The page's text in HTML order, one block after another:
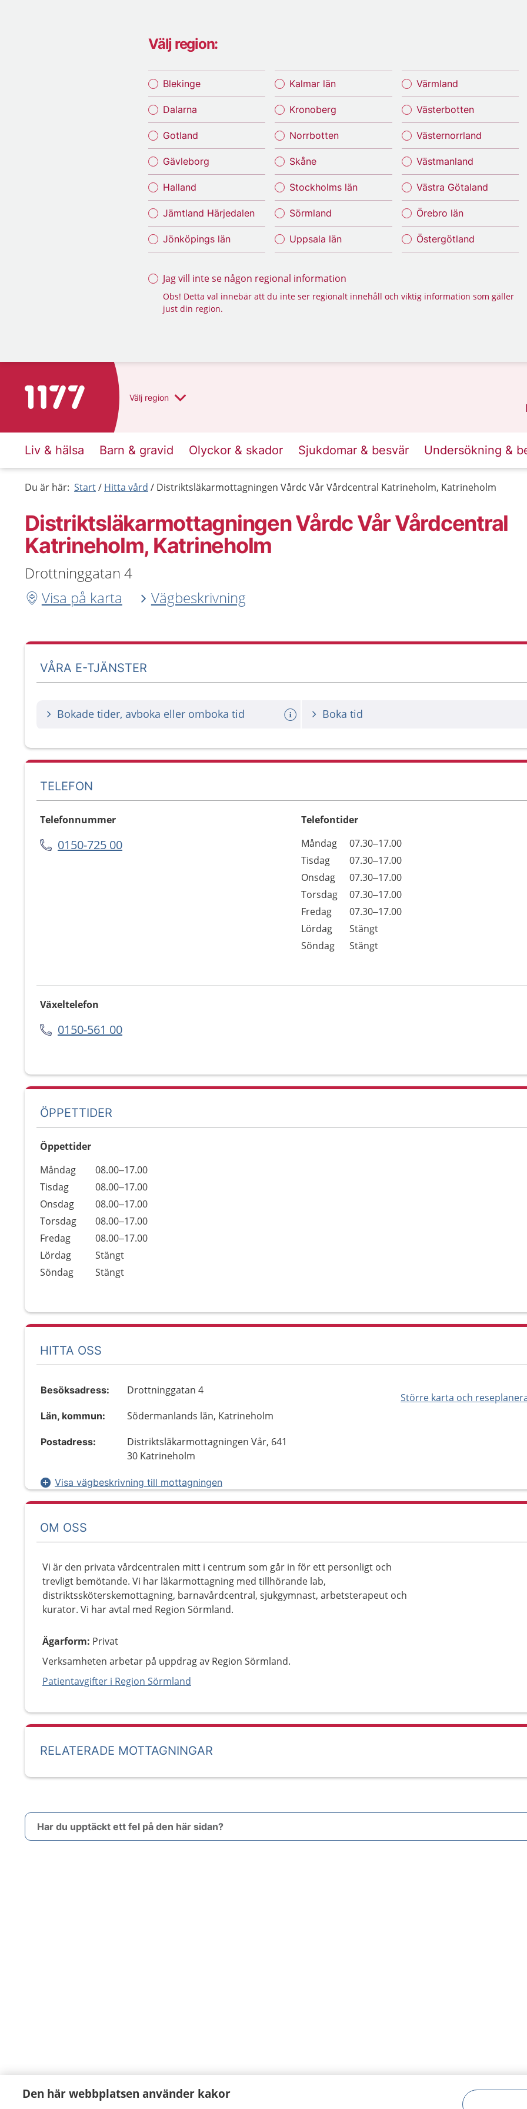
Välj region:
Blekinge
Dalarna
Gotland
Gävleborg
Halland
Jämtland Härjedalen
Jönköpings län
Kalmar län
Kronoberg
Norrbotten
Skåne
Stockholms län
Sörmland
Uppsala län
Värmland
Västerbotten
Västernorrland
Västmanland
Västra Götaland
Örebro län
Östergötland
Jag vill inte se någon regional information
Obs! Detta val innebär att du inte ser regionalt innehåll och viktig information som gäller
just din region.
Till startsidan för 1177 Välj region
Liv & hälsa Barn & gravid Olyckor & skador Sjukdomar & besvär Undersökning &
Du är här: Start Hitta vård Distriktsläkarmottagningen Vårdc Vår Vårdcentral Katrineholm, Katrineholm
Distriktsläkarmottagningen Vårdc Vår Vårdcentral
Katrineholm, Katrineholm
Drottninggatan 4
Visa på karta
Vägbeskrivning
VÅRA E-TJÄNSTER
Bokade tider, avboka eller omboka tid Boka tid
TELEFON
Telefonnummer
0150-725 00
Telefontider
Dag
Öppettider
Kommentarer
Måndag
07.30–17.00
Tisdag
07.30–17.00
Onsdag
07.30–17.00
Torsdag
07.30–17.00
Fredag
07.30–17.00
Lördag
Stängt
Söndag
Stängt
Växeltelefon
0150-561 00
ÖPPETTIDER
Öppettider
Dag
Öppettider
Kommentarer
Måndag
08.00–17.00
Tisdag
08.00–17.00
Onsdag
08.00–17.00
Torsdag
08.00–17.00
Fredag
08.00–17.00
Lördag
Stängt
Söndag
Stängt
HITTA OSS
Större karta och
Besöksadress: Drottninggatan 4
Län, kommun: Södermanlands län, Katrineholm
Postadress:
Distriktsläkarmottagningen Vår, 641
30 Katrineholm
Visa vägbeskrivning till mottagningen
OM OSS
Vi är den privata vårdcentralen mitt i centrum som går in för ett personligt och
trevligt bemötande. Vi har läkarmottagning med tillhörande lab,
distriktssköterskemottagning, barnavårdcentral, sjukgymnast, arbetsterapeut och
kurator. Vi har avtal med Region Sörmland.
Ägarform: Privat
Verksamheten arbetar på uppdrag av Region Sörmland.
Patientavgifter i Region Sörmland
RELATERADE MOTTAGNINGAR
Har du upptäckt ett fel på den här sidan?
Den här webbplatsen använder kakor